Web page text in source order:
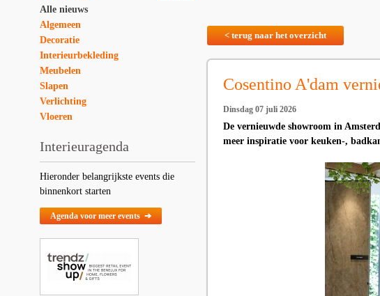
Alle nieuws
Algemeen
Decoratie
Interieurbekleding
Meubelen
Slapen
Verlichting
Vloeren
Interieuragenda
Hieronder belangrijkste events die
binnenkort starten
Agenda voor meer events ➔
< terug naar het overzicht
Cosentino A'dam
Dinsdag 07 juli 2026
De vernieuwde showroom in
meer inspiratie voor keuken-,